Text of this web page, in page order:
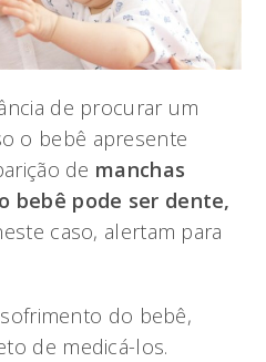
de procurar um
o bebê apresente
de manchas
bebê pode ser dente,
caso, alertam para
do bebê,
de medicá-los.